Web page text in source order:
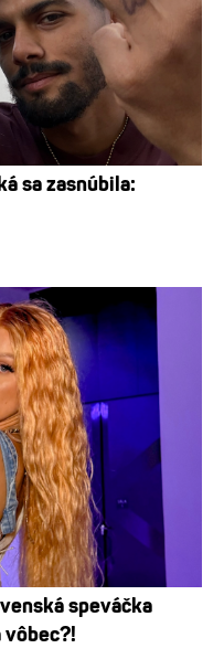
sa zasnúbila:
speváčka
vôbec?!